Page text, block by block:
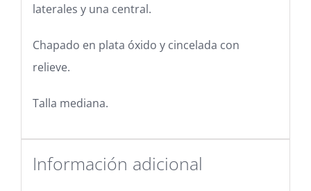
laterales y una central.
Chapado en plata óxido y cincelada con
relieve.
Talla mediana.
Información adicional